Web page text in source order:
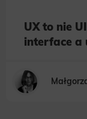
UX to nie
interface a